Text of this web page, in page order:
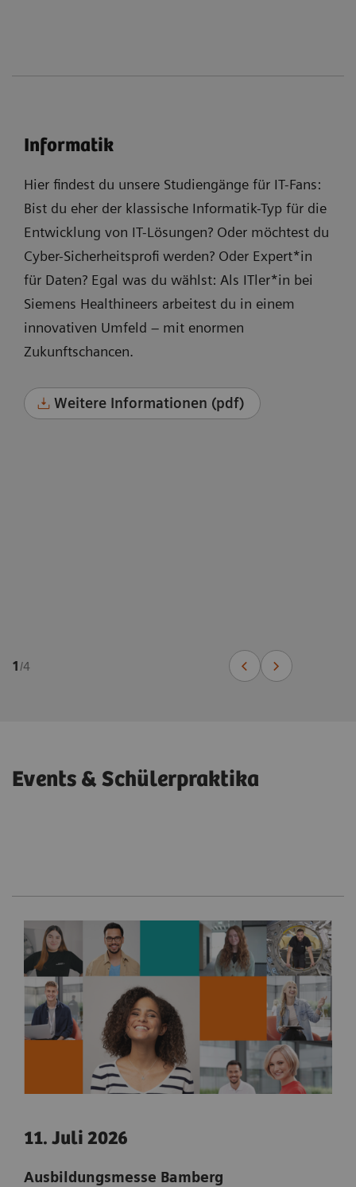
Informatik
Hier findest du unsere Studiengänge für IT-Fans:
Bist du eher der klassische Informatik-Typ für die
Entwicklung von IT-Lösungen? Oder möchtest du
Cyber-Sicherheitsprofi werden? Oder Expert*in
für Daten? Egal was du wählst: Als ITler*in bei
Siemens Healthineers arbeitest du in einem
innovativen Umfeld – mit enormen
Zukunftschancen.
Weitere Informationen (pdf)
1 /4
Events & Schülerpraktika
11. Juli 2026
Ausbildungsmesse Bamberg